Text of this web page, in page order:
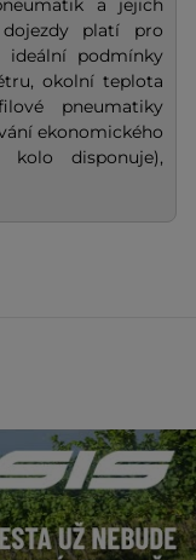
a jejich
platí pro
podmínky
okolní teplota
pneumatiky
ekonomického
disponuje),